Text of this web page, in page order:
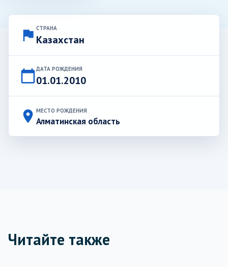
flag СТРАНА
Казахстан
calendar_todayДАТА РОЖДЕНИЯ
01.01.2010
place МЕСТО РОЖДЕНИЯ
Алматинская область
Читайте также